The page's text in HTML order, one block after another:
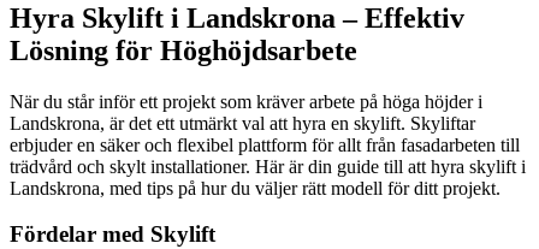
Hyra Skylift i Landskrona – Effektiv
Lösning för Höghöjdsarbete
När du står inför ett projekt som kräver arbete på höga höjder i
Landskrona, är det ett utmärkt val att hyra en skylift. Skyliftar
erbjuder en säker och flexibel plattform för allt från fasadarbeten till
trädvård och skylt installationer. Här är din guide till att hyra skylift i
Landskrona, med tips på hur du väljer rätt modell för ditt projekt.
Fördelar med Skylift